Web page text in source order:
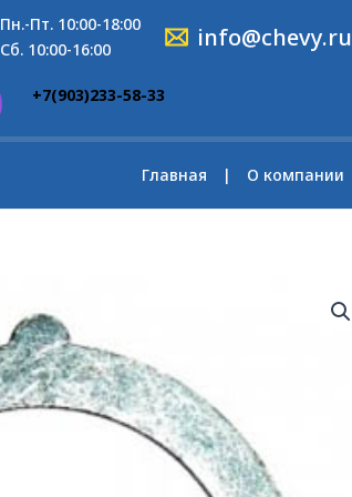
Пн.-Пт. 10:00-18:00
Сб. 10:00-16:00
info@chevy.ru
+7(903)233-58-33
Главная
О компании